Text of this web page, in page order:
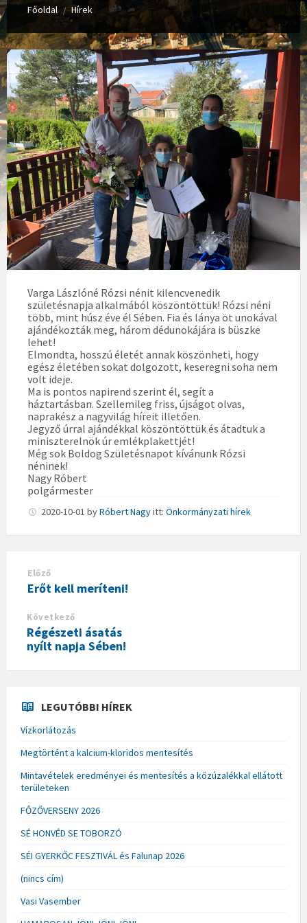
Főoldal / Hírek
Varga Lászlóné Rózsi nénit kilencvenedik
születésnapja alkalmából köszöntöttük! Rózsi néni
több, mint húsz éve él Sében. Fia és lánya öt unokával
ajándékozták meg, három dédunokájára is büszke
lehet!
Elmondta, hosszú életét annak köszönheti, hogy
egész életében sokat dolgozott, keseregni soha nem
volt ideje.
Ma is pontos napirend szerint él, segít a
háztartásban. Szellemileg friss, újságot olvas,
naprakész a nagyvilág híreit illetően.
Jegyző úrral ajándékkal köszöntöttük és átadtuk a
miniszterelnök úr emlékplakettjét!
Még sok Boldog Születésnapot kívánunk Rózsi
néninek!
Nagy Róbert
polgármester
2020-10-01 byRóbert Nagyitt: Önkormányzati hírek
Előző
Erőt kell meríteni!
Következő
Régészeti ásatás
nyílt napja Sében!
LEGUTÓBBI HÍREK
Vízkorlátozás
Megtörtént a kalcium-kloridos mentesítés
Mintavételek eredményei és mentesítés a kőzúzalékkal ellátott
területeken
FŐZŐVERSENY 2026
SÉ HONVÉD SE TOBORZÓ
SÉI GYERKŐC FESZTIVÁL és Falunap 2026
(nincs cím)
Vasi Vasember